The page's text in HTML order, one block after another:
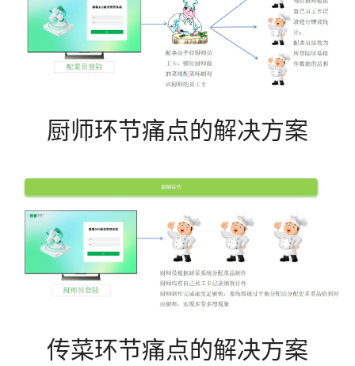
厨师环节痛点的解决方案
传菜环节痛点的解决方案